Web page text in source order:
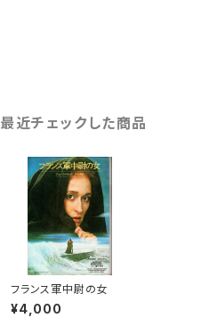
最近チェックした商品
フランス軍中尉の女
¥4,000